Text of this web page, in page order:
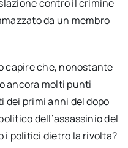
contro il crimine
da un membro
capire che, nonostante
ancora molti punti
primi anni del dopo
dell’assassinio del
i politici dietro la rivolta?